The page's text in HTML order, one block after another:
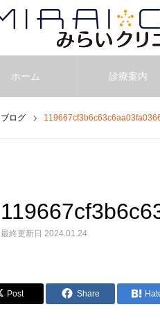
ホーム 診療案内
ブログ
最終更新日 2024.01.24
Post Share